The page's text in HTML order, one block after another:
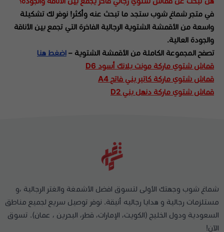
في متجر شماغ شوب ستجد ما تبحث عنه وأكثر! نوفر لك تشكيلة
واسعة من الأقمشة الشتوية الرجالية الفاخرة التي تجمع بين الأناقة
والجودة العالية.
تصفح المجموعة الكاملة من الأقمشة الشتوية – اضغط هنا
قماش شتوي ماركة مونت بلانك أسود D6
قماش شتوي ماركة كاتير بني فاتح A4
قماش شتوي ماركة دنهل بني D2
شماغ شوب وجهتك الأولى لتسوق افضل الأشمغة والغتر الرجالية ،و
مستلزمات رجالية و هدايا رجاليه أنيقة. نوفر توصيل سريع لجميع مناطق
السعودية ودول الخليج (الكويت، الإمارات، قطر، البحرين ، عمان). تسوق
الآن!